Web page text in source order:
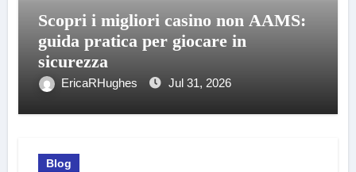
Scopri i migliori casino non AAMS:
guida pratica per giocare in
sicurezza
EricaRHughes Jul 31, 2026
Blog